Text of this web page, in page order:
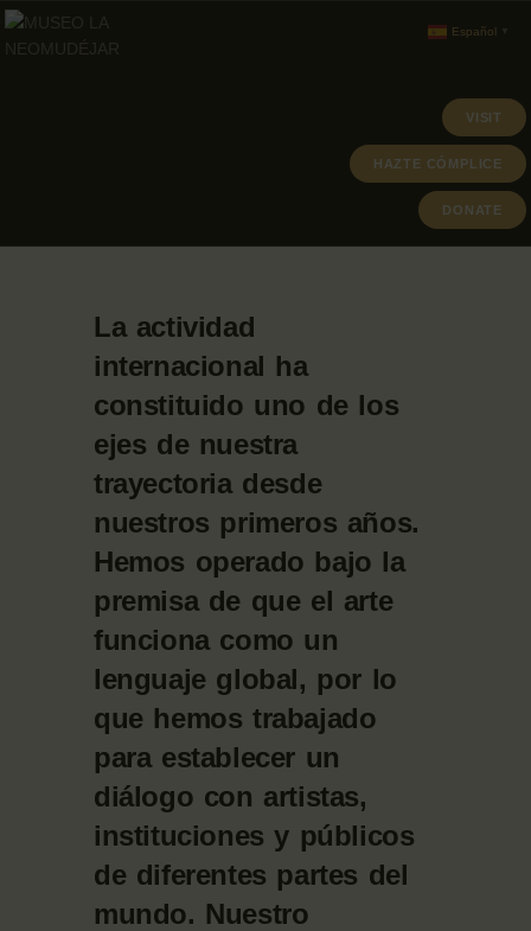
VISIT
HAZTE CÓMPLICE
DONATE
La actividad
internacional ha
constituido uno de los
ejes de nuestra
trayectoria desde
nuestros primeros años.
Hemos operado bajo la
premisa de que el arte
funciona como un
lenguaje global, por lo
que hemos trabajado
para establecer un
diálogo con artistas,
instituciones y públicos
de diferentes partes del
mundo. Nuestro
Español